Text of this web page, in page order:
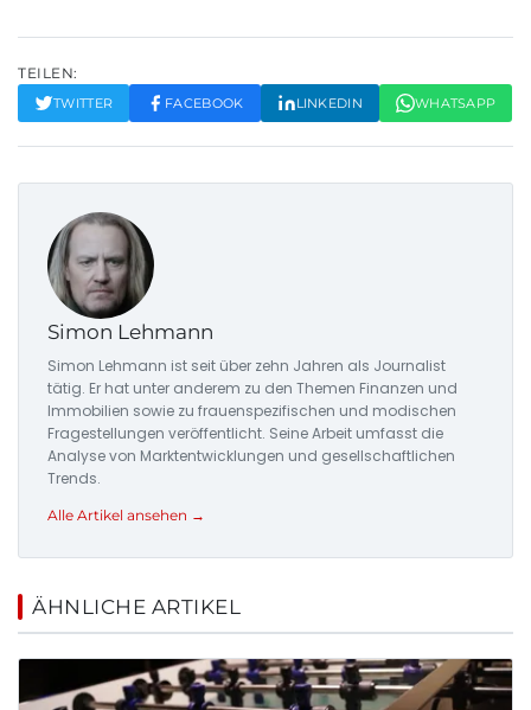
TEILEN:
TWITTER FACEBOOK LINKEDIN WHATSAPP
Simon Lehmann
Simon Lehmann ist seit über zehn Jahren als Journalist
tätig. Er hat unter anderem zu den Themen Finanzen und
Immobilien sowie zu frauenspezifischen und modischen
Fragestellungen veröffentlicht. Seine Arbeit umfasst die
Analyse von Marktentwicklungen und gesellschaftlichen
Trends.
Alle Artikel ansehen →
ÄHNLICHE ARTIKEL